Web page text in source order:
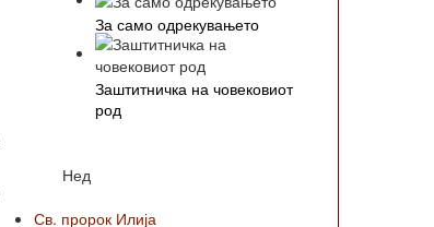
Нед
Св. пророк Илија
За само одрекувањето
Заштитничка на човековиот
род